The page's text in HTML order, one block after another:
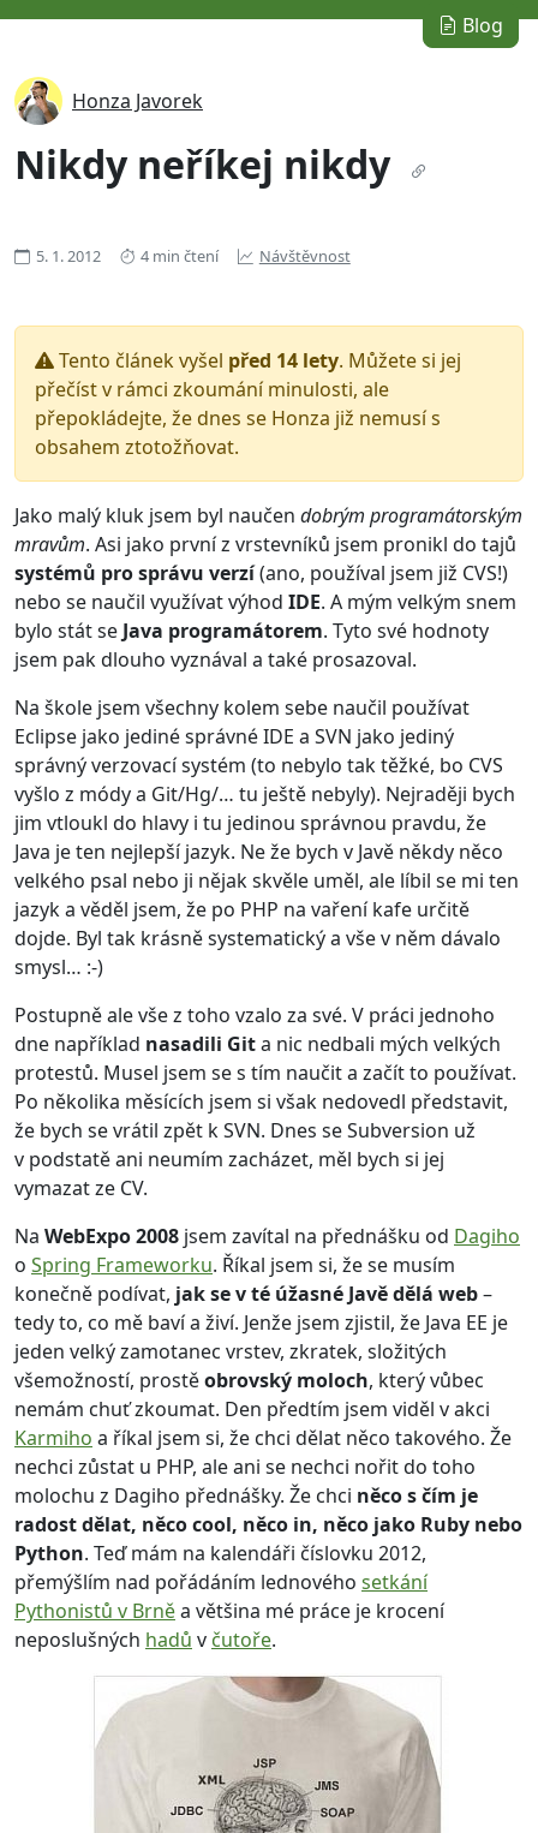
Blog
Honza Javorek
Nikdy neříkej nikdy
5. 1. 2012 4 min čtení Návštěvnost
Tento článek vyšel před 14 lety. Můžete si jej
přečíst v rámci zkoumání minulosti, ale
přepokládejte, že dnes se Honza již nemusí s
obsahem ztotožňovat.
Jako malý kluk jsem byl naučen dobrým programátorským
mravům. Asi jako první z vrstevníků jsem pronikl do tajů
systémů pro správu verzí(ano, používal jsem již CVS!)
nebo se naučil využívat výhod IDE. A mým velkým snem
bylo stát se Java programátorem. Tyto své hodnoty
jsem pak dlouho vyznával a také prosazoval.
Na škole jsem všechny kolem sebe naučil používat
Eclipse jako jediné správné IDE a SVN jako jediný
správný verzovací systém (to nebylo tak těžké, bo CVS
vyšlo z módy a Git/Hg/… tu ještě nebyly). Nejraději bych
jim vtloukl do hlavy i tu jedinou správnou pravdu, že
Java je ten nejlepší jazyk. Ne že bych v Javě někdy něco
velkého psal nebo ji nějak skvěle uměl, ale líbil se mi ten
jazyk a věděl jsem, že po PHP na vaření kafe určitě
dojde. Byl tak krásně systematický a vše v něm dávalo
smysl… :-)
Postupně ale vše z toho vzalo za své. V práci jednoho
dne například nasadili Gita nic nedbali mých velkých
protestů. Musel jsem se s tím naučit a začít to používat.
Po několika měsících jsem si však nedovedl představit,
že bych se vrátil zpět k SVN. Dnes se Subversion už
v podstatě ani neumím zacházet, měl bych si jej
vymazat ze CV.
Na WebExpo 2008 jsem zavítal na přednášku od Dagiho
o Spring Frameworku. Říkal jsem si, že se musím
konečně podívat, jak se v té úžasné Javě dělá web–
tedy to, co mě baví a živí. Jenže jsem zjistil, že Java EE je
jeden velký zamotanec vrstev, zkratek, složitých
všemožností, prostěobrovský moloch, který vůbec
nemám chuť zkoumat. Den předtím jsem viděl v akci
Karmiho a říkal jsem si, že chci dělat něco takového. Že
nechci zůstat u PHP, ale ani se nechci nořit do toho
molochu z Dagiho přednášky. Že chci něco s čím je
radost dělat, něco cool, něco in, něco jako Ruby nebo
Python. Teď mám na kalendáři číslovku 2012,
přemýšlím nad pořádáním lednového setkání
Pythonistů v Brněa většina mé práce je krocení
neposlušných hadů v čutoře.